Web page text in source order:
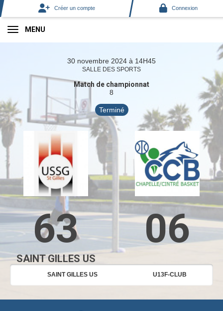
Créer un compte Connexion
MENU
30 novembre 2024 à 14H45
SALLE DES SPORTS
Match de championnat
8
Terminé
63 06
SAINT GILLES US
SAINT GILLES US U13F-CLUB
Panneau de gestion des cookies